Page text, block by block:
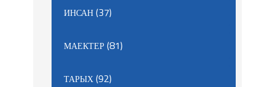
ИНСАН(37)
МАЕКТЕР(81)
ТАРЫХ(92)